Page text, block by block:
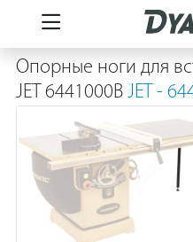
Опорные ноги для
JET 6441000B JET -